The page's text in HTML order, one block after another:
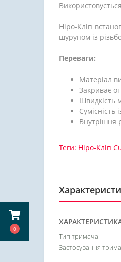
0
Ніро-Кліп
шурупом із
Переваги:
Матеріал
Закриває
Швидкість
Сумісність
Внутрішня
Теги: Ніро-Кліп
Тип тримача
Застосування